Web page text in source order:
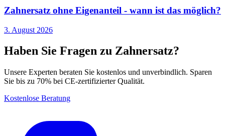
Zahnersatz ohne Eigenanteil - wann ist das möglich?
3. August 2026
Haben Sie Fragen zu Zahnersatz?
Unsere Experten beraten Sie kostenlos und unverbindlich. Sparen
Sie bis zu 70% bei CE-zertifizierter Qualität.
Kostenlose Beratung